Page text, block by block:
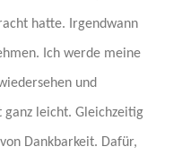
hatte. Irgendwann
Ich werde meine
und
leicht. Gleichzeitig
Dankbarkeit. Dafür,